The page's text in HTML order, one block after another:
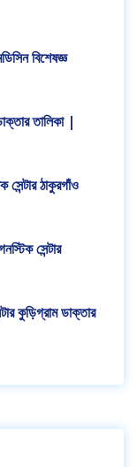
বিশেষজ্ঞ
তালিকা |
সেন্টার ঠাকুরগাঁও
সেন্টার
কুড়িগ্রাম ডাক্তার